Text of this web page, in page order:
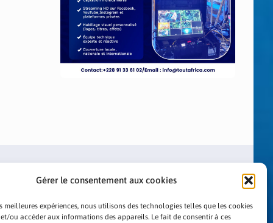
Gérer le consentement aux cookies
meilleures expériences, nous utilisons des technologies telles que les cookies
ou accéder aux informations des appareils. Le fait de consentir à ces